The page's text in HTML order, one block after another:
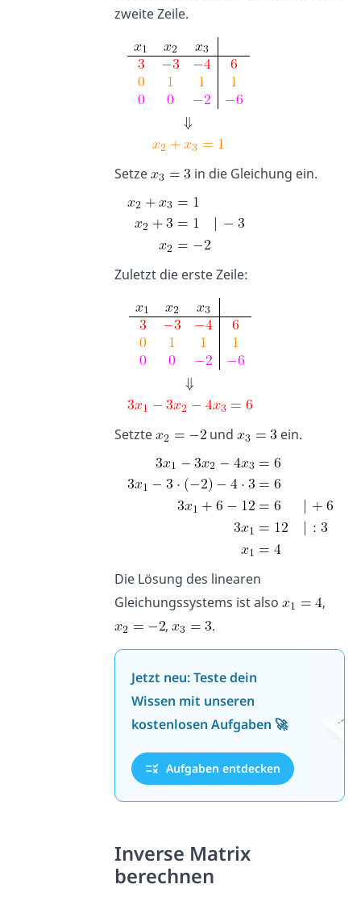
zweite Zeile.
Setze in die Gleichung ein.
Zuletzt die erste Zeile:
Setzte und ein.
Die Lösung des linearen
Gleichungssystems ist also
,
,
.
Jetzt neu: Teste dein
Wissen mit unseren
kostenlosen Aufgaben 🚀
Aufgaben entdecken
Inverse Matrix
berechnen